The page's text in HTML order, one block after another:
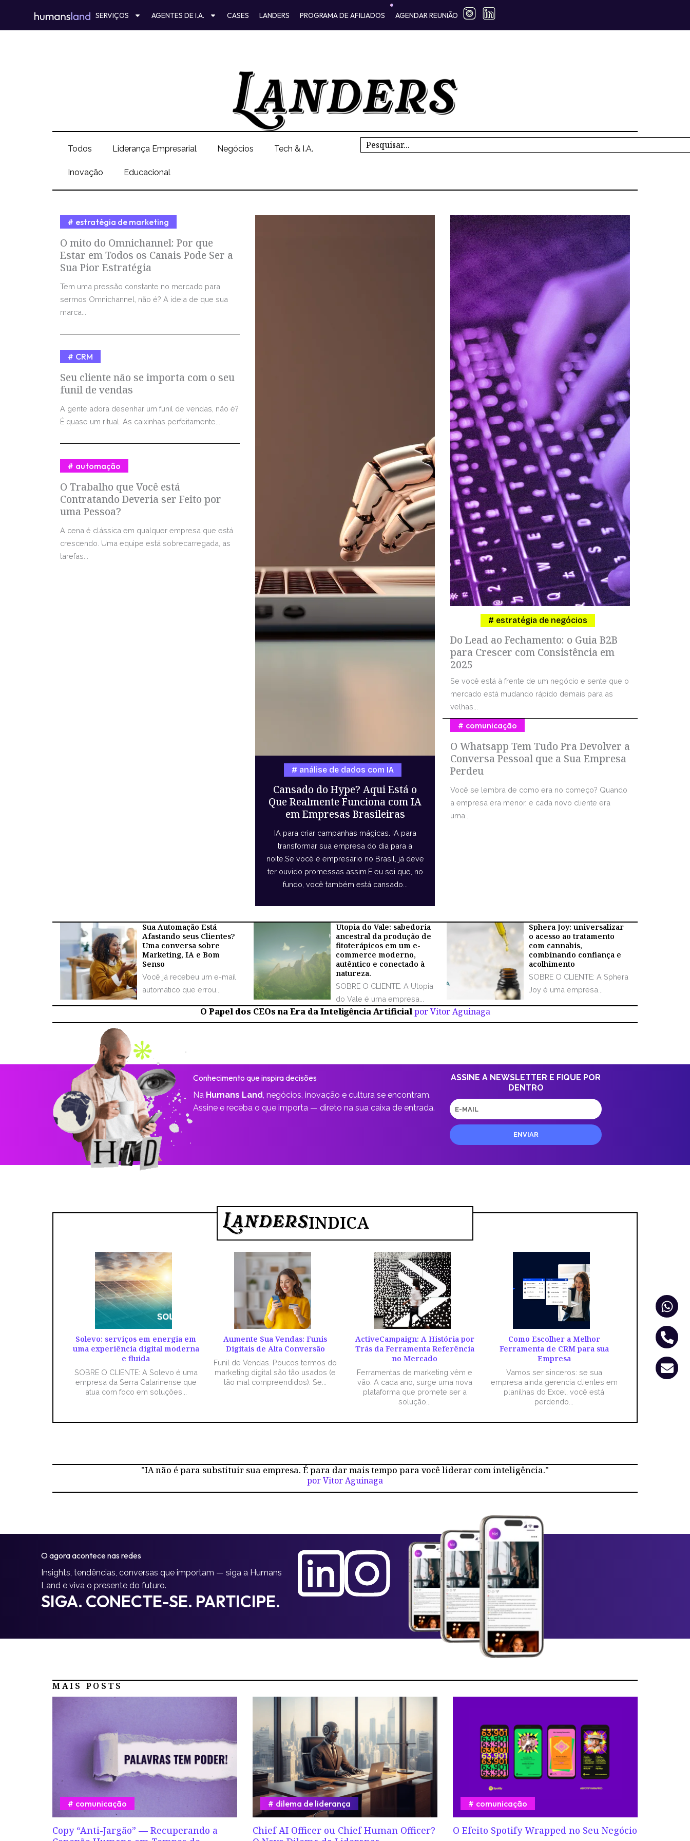
o
SERVIÇOS AGENTES DE I.A. CASES LANDERS PROGRAMA DE AFILIADOS AGENDAR REUNIÃO
Todos Liderança Empresarial Negócios Tech & I.A.
Inovação Educacional
Search
O mito do Omnichannel: Por que
Estar em Todos os Canais Pode Ser a
Sua Pior Estratégia
estratégia de marketing
Tem uma pressão constante no mercado para
sermos Omnichannel, não é? A ideia de que sua
marca...
Seu cliente não se importa com o seu
funil de vendas
CRM
A gente adora desenhar um funil de vendas, não é?
É quase um ritual. As caixinhas perfeitamente...
O Trabalho que Você está
Contratando Deveria ser Feito por
uma Pessoa?
automação
A cena é clássica em qualquer empresa que está
crescendo. Uma equipe está sobrecarregada, as
tarefas...
Cansado do Hype? Aqui Está o
Que Realmente Funciona com IA
em Empresas Brasileiras
análise de dados com IA
IA para criar campanhas mágicas. IA para
transformar sua empresa do dia para a
noite.Se você é empresário no Brasil, já deve
ter ouvido promessas assim.E eu sei que, no
fundo, você também está cansado...
Do Lead ao Fechamento: o Guia B2B
para Crescer com Consistência em
2025
estratégia de negócios
Se você está à frente de um negócio e sente que o
mercado está mudando rápido demais para as
velhas...
O Whatsapp Tem Tudo Pra Devolver a
Conversa Pessoal que a Sua Empresa
Perdeu
comunicação
Você se lembra de como era no começo? Quando
a empresa era menor, e cada novo cliente era
uma...
Sua Automação Está
Afastando seus Clientes?
Uma conversa sobre
Marketing, IA e Bom
Senso
Você já recebeu um e-mail
automático que errou...
Utopia do Vale: sabedoria
ancestral da produção de
fitoterápicos em um e-
commerce moderno,
autêntico e conectado à
natureza.
SOBRE O CLIENTE: A Utopia
do Vale é uma empresa...
Sphera Joy: universalizar
o acesso ao tratamento
com cannabis,
combinando confiança e
acolhimento
SOBRE O CLIENTE: A Sphera
Joy é uma empresa...
O Papel dos CEOs na Era da Inteligência Artificialpor Vitor Aguinaga
Conhecimento que inspira decisões
Na Humans Land, negócios, inovação e cultura se encontram.
Assine e receba o que importa — direto na sua caixa de entrada.
ASSINE A NEWSLETTER E FIQUE POR
DENTRO
E-
mail
ENVIAR
INDICA
Solevo: serviços em energia em
uma experiência digital moderna
e fluida
SOBRE O CLIENTE: A Solevo é uma
empresa da Serra Catarinense que
atua com foco em soluções...
Aumente Sua Vendas: Funis
Digitais de Alta Conversão
Funil de Vendas. Poucos termos do
marketing digital são tão usados (e
tão mal compreendidos). Se...
ActiveCampaign: A História por
Trás da Ferramenta Referência
no Mercado
Ferramentas de marketing vêm e
vão. A cada ano, surge uma nova
plataforma que promete ser a
solução...
Como Escolher a Melhor
Ferramenta de CRM para sua
Empresa
Vamos ser sinceros: se sua
empresa ainda gerencia clientes em
planilhas do Excel, você está
perdendo...
"IA não é para substituir sua empresa. É para dar mais tempo para você liderar com inteligência."
por Vitor Aguinaga
O agora acontece nas redes
Insights, tendências, conversas que importam — siga a Humans
Land e viva o presente do futuro.
SIGA. CONECTE-SE. PARTICIPE.
MAIS POSTS
Copy “Anti-Jargão” — Recuperando a
comunicação
Chief AI Officer ou Chief Human Officer?
dilema de liderança
O Efeito Spotify Wrapped no Seu Negócio
comunicação
alt